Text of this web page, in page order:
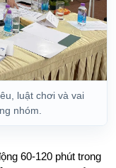
luật chơi và vai
nhóm.
60-120 phút trong